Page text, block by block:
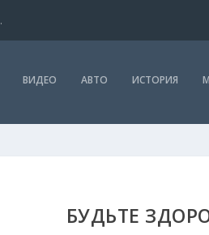
ВИДЕО АВТО ИСТОРИЯ
БУДЬТЕ